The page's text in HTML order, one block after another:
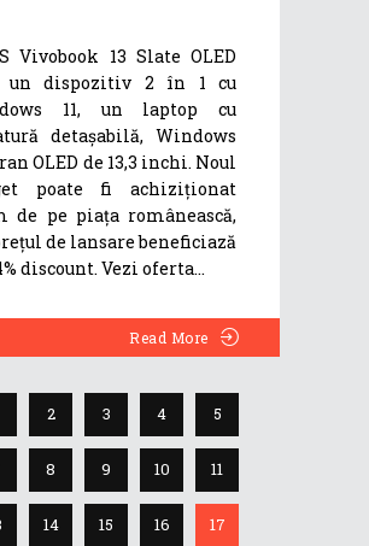
Vivobook 13 Slate OLED
un dispozitiv 2 în 1 cu
11, un laptop cu
detașabilă, Windows
OLED de 13,3 inchi. Noul
poate fi achiziționat
de pe piața românească,
de lansare beneficiază
discount. Vezi oferta
Read More
2 3 4 5
8 9 10 11
14 15 16 17